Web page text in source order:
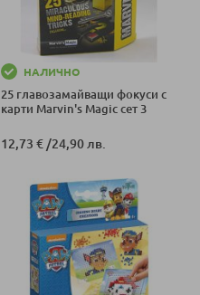
НАЛИЧНО
25 главозамайващи фокуси с
карти Marvin's Magic сет 3
12,73 €/24,90 лв.